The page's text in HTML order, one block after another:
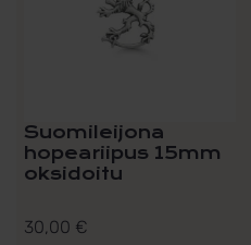
Suomileijona
hopeariipus 15mm
oksidoitu
30,00 €